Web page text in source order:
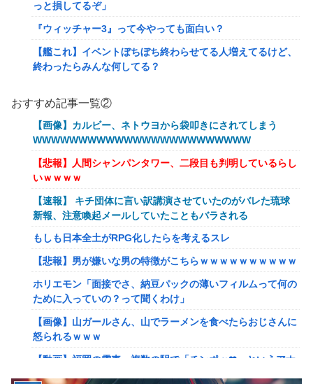
っと損してるぞ」
『ウィッチャー3』って今やっても面白い？
【艦これ】イベントぼちぼち終わらせてる人増えてるけど、
終わったらみんな何してる？
【艦これ】けーかいじん 他
【艦これ】水着川内さん 他
洋服の青山、空調ウェアを発売ｗｗｗｗｗｗ
女「43億円注文して………キャンセルっと！」←こいつの目
的
【驚愕】マチアプで会った外国人からまさかの『こう』言わ
れたんやがこれワイ詰みか？？？？？？？
【動画】手術中に熊本地震直撃やばすぎる
避難所にベッドがない！と文句たらたらだった左派、実際に
避難所にベッドが搬入されてしまった結果……
『ドラクエの面白さのピークははがねのつるぎ買った時』←
これ
【韓日共同調査】「日本に良い印象」の韓国人54.3％ 13年
おすすめ記事一覧②
【画像】カルビー、ネトウヨから袋叩きにされてしまう
WWWWWWWWWWWWWWWWWWWWWWWW
【悲報】人間シャンパンタワー、二段目も判明しているらし
いｗｗｗｗ
【速報】 キチ団体に言い訳講演させていたのがバレた琉球
新報、注意喚起メールしていたこともバラされる
もしも日本全土がRPG化したらを考えるスレ
【悲報】男が嫌いな男の特徴がこちらｗｗｗｗｗｗｗｗｗｗ
ホリエモン「面接でさ、納豆パックの薄いフィルムって何の
ために入っていの？って聞くわけ」
【画像】山ガールさん、山でラーメンを食べたらおじさんに
怒られるｗｗｗ
【動画】福岡の電車、複数の駅で「チンポッ❤」というアナ